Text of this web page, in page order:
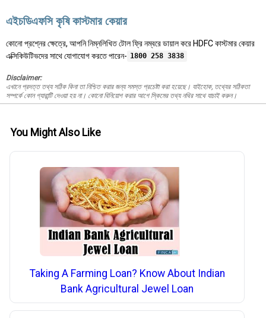
এইচডিএফসি কৃষি কাস্টমার কেয়ার
কোনো প্রশ্নের ক্ষেত্রে, আপনি নিম্নলিখিত টোল ফ্রি নম্বরে ডায়াল করে HDFC কাস্টমার কেয়ার
এক্সিকিউটিভদের সাথে যোগাযোগ করতে পারেন- 1800 258 3838
Disclaimer:
এখানে প্রদত্ত তথ্য সঠিক কিনা তা নিশ্চিত করার জন্য সমস্ত প্রচেষ্টা করা হয়েছে। যাইহোক, তথ্যের সঠিকতা
সম্পর্কে কোন গ্যারান্টি দেওয়া হয় না। কোনো বিনিয়োগ করার আগে স্কিমের তথ্য নথির সাথে যাচাই করুন।
You Might Also Like
Taking A Farming Loan? Know About Indian
Bank Agricultural Jewel Loan